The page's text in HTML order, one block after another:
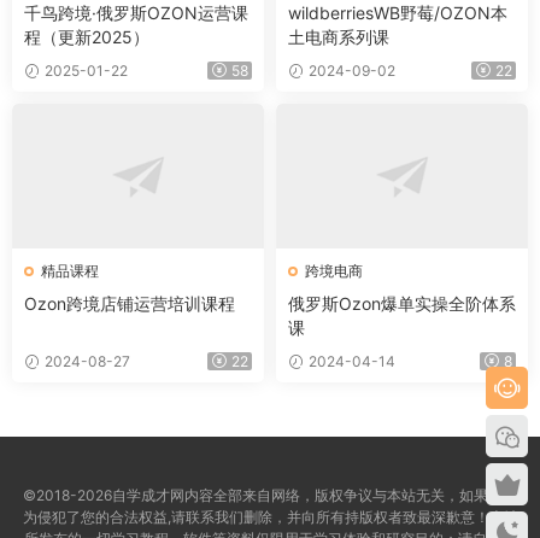
千鸟跨境·俄罗斯OZON运营课
程（更新2025）
2025-01-22 58
wildberriesWB野莓/OZON本
土电商系列课
2024-09-02 22
精品课程
Ozon跨境店铺运营培训课程
2024-08-27 22
跨境电商
俄罗斯Ozon爆单实操全阶体系
课
2024-04-14 8
©2018-2026自学成才网内容全部来自网络，版权争议与本站无关，如果您认
为侵犯了您的合法权益,请联系我们删除，并向所有持版权者致最深歉意！本站